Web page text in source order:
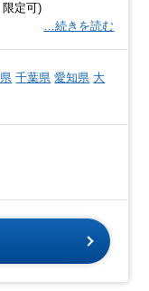
限定可)
…続きを読む
千葉県 愛知県 大